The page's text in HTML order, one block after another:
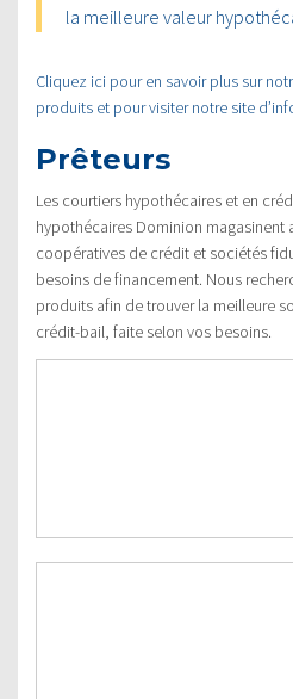
la meilleure valeur
Cliquez ici pour en savoir plus sur
produits et pour visiter notre site
Prêteurs
Les courtiers hypothécaires et en
hypothécaires Dominion magasinent
coopératives de crédit et sociétés
besoins de financement. Nous
produits afin de trouver la meilleure
crédit-bail, faite selon vos besoins.